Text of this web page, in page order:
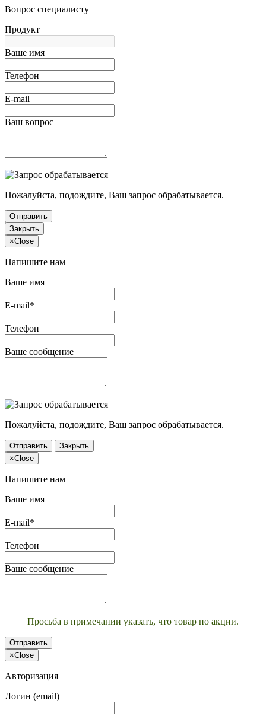
Вопрос специалисту
Продукт
Ваше имя
Телефон
E-mail
Ваш вопрос
Пожалуйста, подождите, Ваш запрос обрабатывается.
Отправить
Закрыть
×Close
Напишите нам
Ваше имя
E-mail*
Телефон
Ваше сообщение
Пожалуйста, подождите, Ваш запрос обрабатывается.
Отправить
Закрыть
×Close
Напишите нам
Ваше имя
E-mail*
Телефон
Ваше сообщение
Просьба в примечании указать, что товар по акции.
Отправить
×Close
Авторизация
Логин (email)